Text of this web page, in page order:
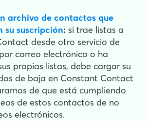
archivo de contactos que
su suscripción: si trae listas a
desde otro servicio de
correo electrónico o ha
propias listas, debe cargar su
de baja en Constant Contact
de que está cumpliendo
de estos contactos de no
electrónicos.